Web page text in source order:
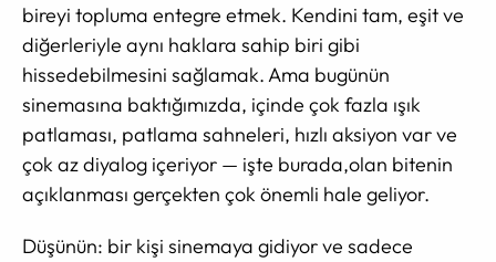
bireyi topluma entegre etmek. Kendini tam, eşit ve
diğerleriyle aynı haklara sahip biri gibi
hissedebilmesini sağlamak. Ama bugünün
sinemasına baktığımızda, içinde çok fazla ışık
patlaması, patlama sahneleri, hızlı aksiyon var ve
çok az diyalog içeriyor — işte burada,olan bitenin
açıklanması gerçekten çok önemli hale geliyor.
Düşünün: bir kişi sinemaya gidiyor ve sadece